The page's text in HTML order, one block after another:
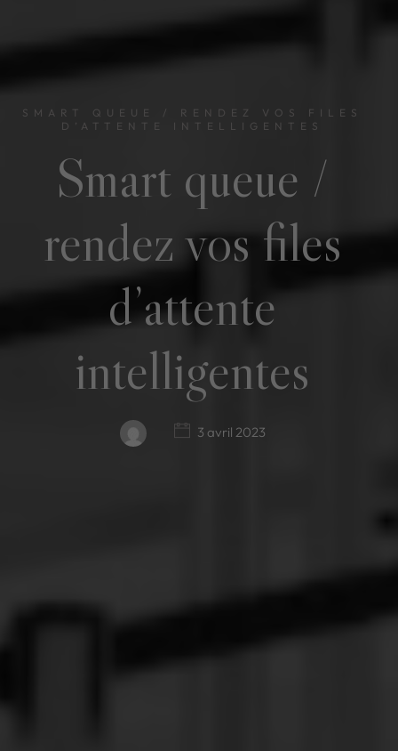
SMART QUEUE / RENDEZ VOS FILES
D’ATTENTE INTELLIGENTES
Smart queue /
rendez vos files
d’attente
intelligentes
3 avril 2023